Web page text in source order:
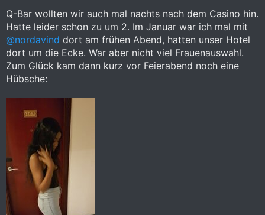
Q-Bar wollten wir auch mal nachts nach dem Casino hin.
Hatte leider schon zu um 2. Im Januar war ich mal mit
@nordavind dort am frühen Abend, hatten unser Hotel
dort um die Ecke. War aber nicht viel Frauenauswahl.
Zum Glück kam dann kurz vor Feierabend noch eine
Hübsche: